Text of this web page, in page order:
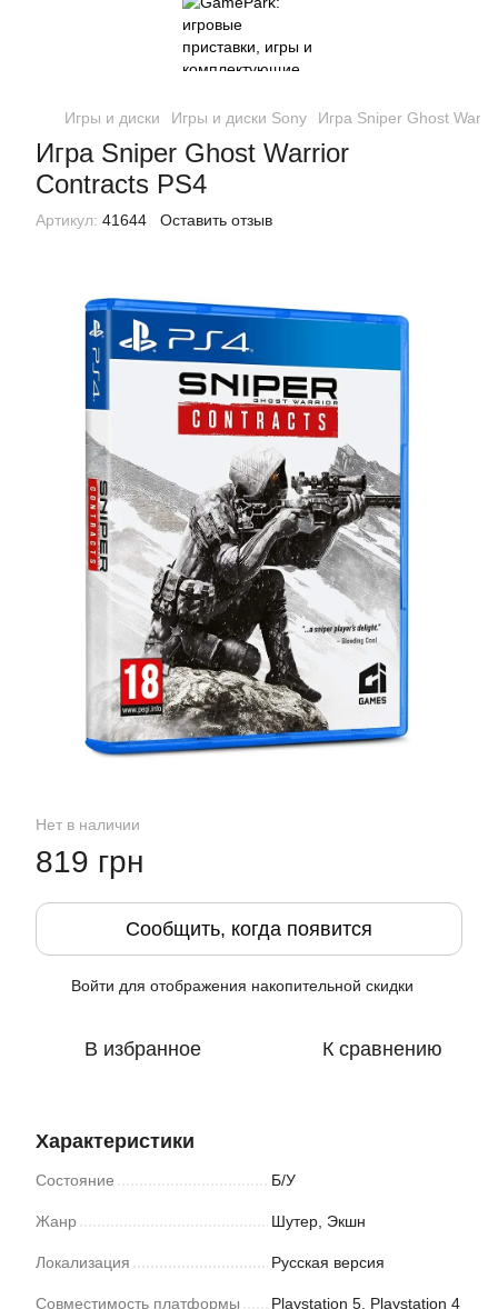
Игры и диски Игры и диски Sony Игра Sniper Ghost
Игра Sniper Ghost Warrior
Contracts PS4
Артикул: 41644 Оставить отзыв
Нет в наличии
819 грн
Сообщить, когда появится
Войти для отображения накопительной скидки
В избранное К сравнению
Характеристики
Состояние Б/У
Жанр Шутер, Экшн
Локализация Русская версия
Совместимость платформы Playstation 5, Playstation 4